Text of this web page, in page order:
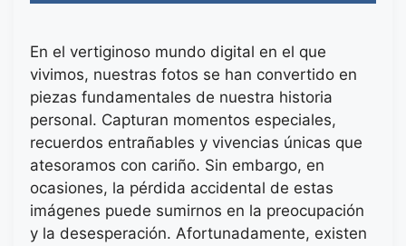
En el vertiginoso mundo digital en el que
vivimos, nuestras fotos se han convertido en
piezas fundamentales de nuestra historia
personal. Capturan momentos especiales,
recuerdos entrañables y vivencias únicas que
atesoramos con cariño. Sin embargo, en
ocasiones, la pérdida accidental de estas
imágenes puede sumirnos en la preocupación
y la desesperación. Afortunadamente, existen